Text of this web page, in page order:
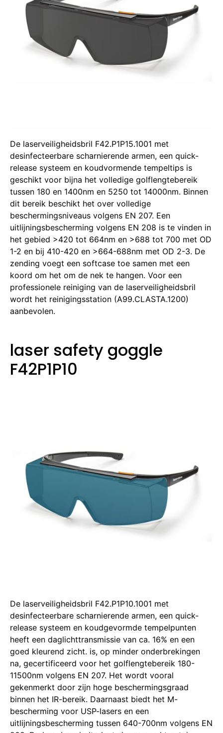
De laserveiligheidsbril F42.P1P15.1001 met
desinfecteerbare scharnierende armen, een quick-
release systeem en koudvormende tempeltips is
geschikt voor bijna het volledige golflengtebereik
tussen 180 en 1400nm en 5250 tot 14000nm. Binnen
dit bereik beschikt het over volledige
beschermingsniveaus volgens EN 207. Een
uitlijningsbescherming volgens EN 208 is te vinden in
het gebied >420 tot 664nm en >688 tot 700 met OD
1-2 en bij 410-420 en >664-688nm met OD 2-3. De
zending voegt een softcase toe samen met een
koord om het om de nek te hangen. Voor een
professionele reiniging van de laserveiligheidsbril
wordt het reinigingsstation (A99.CLASTA.1200)
aanbevolen.
laser safety goggle
F42P1P10
De laserveiligheidsbril F42.P1P10.1001 met
desinfecteerbare scharnierende armen, een quick-
release systeem en koudgevormde tempelpunten
heeft een daglichttransmissie van ca. 16% en een
goed kleurend zicht. is, op minder onderbrekingen
na, gecertificeerd voor het golflengtebereik 180-
11500nm volgens EN 207. Het wordt vooral
gekenmerkt door zijn hoge beschermingsgraad
binnen het IR-bereik. Daarnaast biedt het M-
bescherming voor USP-lasers en een
uitlijningsbescherming tussen 640-700nm volgens EN